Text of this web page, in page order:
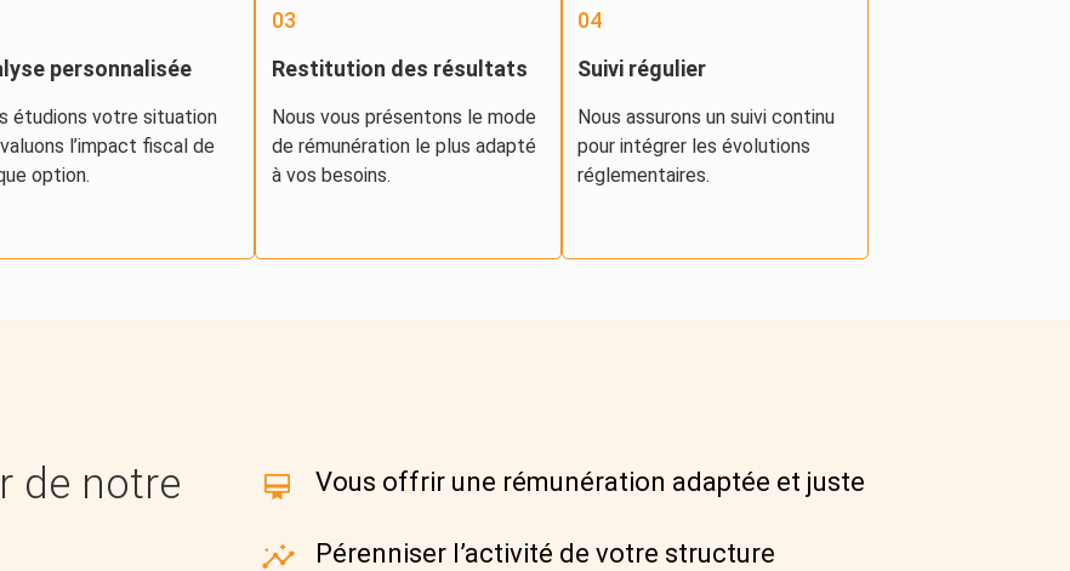
personnalisée
étudions votre situation
l’impact fiscal de
option.
03
Restitution des résultats
Nous vous présentons le mode
de rémunération le plus adapté
à vos besoins.
04
Suivi régulier
Nous assurons un suivi continu
pour intégrer les évolutions
réglementaires.
de notre
Vous offrir une rémunération adaptée et juste
Pérenniser l’activité de votre structure